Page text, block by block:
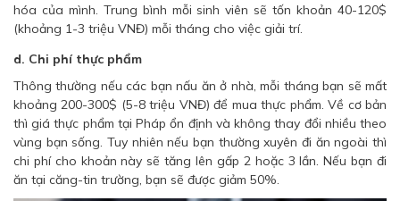
hóa của mình. Trung bình mỗi sinh viên sẽ tốn khoản 40-120$
(khoảng 1-3 triệu VNĐ) mỗi tháng cho việc giải trí.
d. Chi phí thực phẩm
Thông thường nếu các bạn nấu ăn ở nhà, mỗi tháng bạn sẽ mất
khoảng 200-300$ (5-8 triệu VNĐ) để mua thực phẩm. Về cơ bản
thì giá thực phẩm tại Pháp ổn định và không thay đổi nhiều theo
vùng bạn sống. Tuy nhiên nếu bạn thường xuyên đi ăn ngoài thì
chi phí cho khoản này sẽ tăng lên gấp 2 hoặc 3 lần. Nếu bạn đi
ăn tại căng-tin trường, bạn sẽ được giảm 50%.